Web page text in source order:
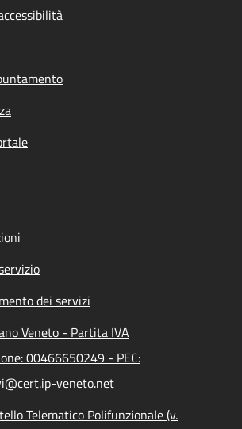
dei servizi
Veneto - Partita IVA
00466650249 - PEC:
veneto.net
Telematico Polifunzionale (v.